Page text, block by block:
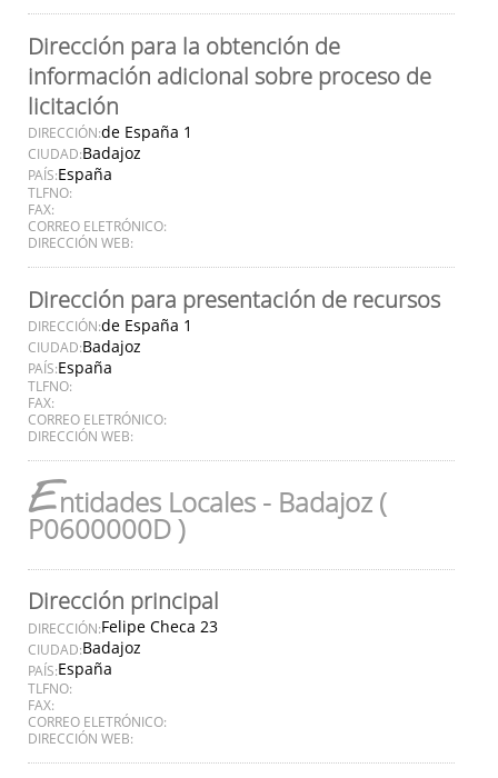
Dirección para la obtención de
información adicional sobre proceso de
licitación
DIRECCIÓN:de España 1
CIUDAD:Badajoz
PAÍS:España
TLFNO:
FAX:
CORREO ELETRÓNICO:
DIRECCIÓN WEB:
Dirección para presentación de recursos
DIRECCIÓN:de España 1
CIUDAD:Badajoz
PAÍS:España
TLFNO:
FAX:
CORREO ELETRÓNICO:
DIRECCIÓN WEB:
Entidades Locales - Badajoz (
P0600000D )
Dirección principal
DIRECCIÓN:Felipe Checa 23
CIUDAD:Badajoz
PAÍS:España
TLFNO:
FAX:
CORREO ELETRÓNICO:
DIRECCIÓN WEB: